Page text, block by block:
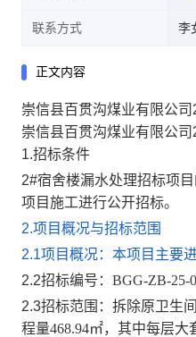
联系方式 李
正文内容
崇信县百贯沟煤业有限公
崇信县百贯沟煤业有限公司
1.招标条件
2#宿舍楼漏水处理招标项
项目施工进行公开招标。
2.项目概况与招标范围
2.1项目概况：本项目主要
2.2招标编号： BGG-ZB-25-
2.3招标范围： 拆除原卫生
程量468.94㎡，其中每层大